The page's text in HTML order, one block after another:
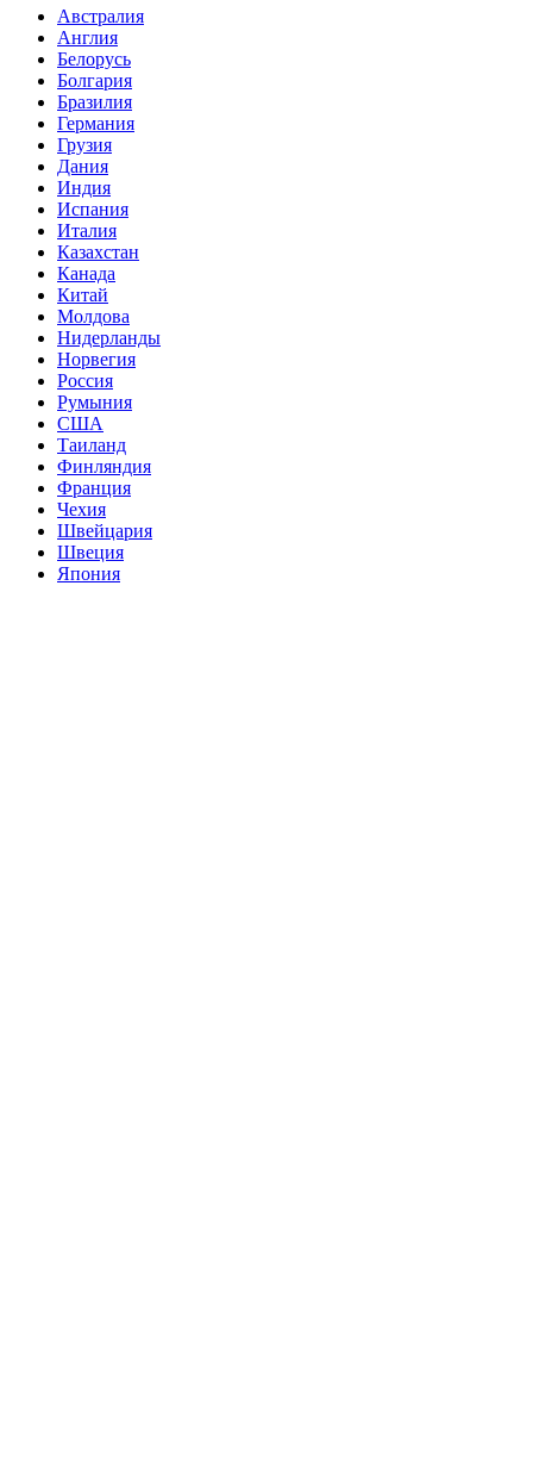
Австралия
Англия
Белорусь
Болгария
Бразилия
Германия
Грузия
Дания
Индия
Испания
Италия
Казахстан
Канада
Китай
Молдова
Нидерланды
Норвегия
Россия
Румыния
США
Таиланд
Финляндия
Франция
Чехия
Швейцария
Швеция
Япония